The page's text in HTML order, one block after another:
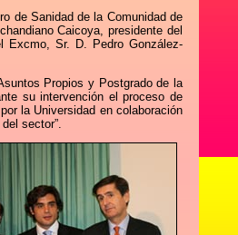
de Sanidad de la Comunidad de
Caicoya, presidente del
Excmo, Sr. D. Pedro González-
Propios y Postgrado de la
su intervención el proceso de
la Universidad en colaboración
sector”.